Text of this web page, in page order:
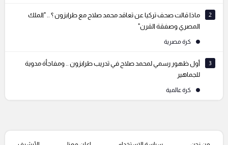
2
ماذا قالت صحف تركيا عن تعاقد محمد صلاح مع طرابزون ؟ .. "الملك
المصري وصفقة القرن"
كرة مصرية
3
أول ظهور رسمي لمحمد صلاح في تدريب طرابزون .. ومفاجأة مدوية
للجماهير
كرة عالمية